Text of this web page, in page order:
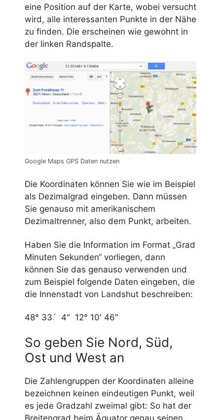
eine Position auf der Karte, wobei versucht
wird, alle interessanten Punkte in der Nähe
zu finden. Die erscheinen wie gewohnt in
der linken Randspalte.
Google Maps GPS Daten nutzen
Die Koordinaten können Sie wie im Beispiel
als Dezimalgrad eingeben. Dann müssen
Sie genauso mit amerikanischem
Dezimaltrenner, also dem Punkt, arbeiten.
Haben Sie die Information im Format „Grad
Minuten Sekunden“ vorliegen, dann
können Sie das genauso verwenden und
zum Beispiel folgende Daten eingeben, die
die Innenstadt von Landshut beschreiben:
48° 33´ 4″ 12° 10′ 46″
So geben Sie Nord, Süd,
Ost und West an
Die Zahlengruppen der Koordinaten alleine
bezeichnen keinen eindeutigen Punkt, weil
es jede Gradzahl zweimal gibt: So hat der
Breitengrad beim Äquator genau seinen